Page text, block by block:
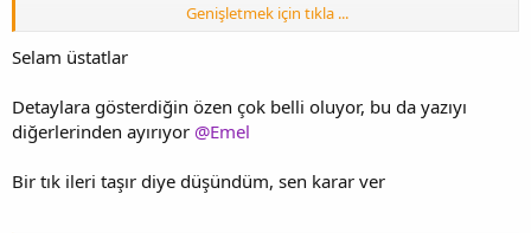
Genişletmek için tıkla ...
Selam üstatlar
Detaylara gösterdiğin özen çok belli oluyor, bu da yazıyı
diğerlerinden ayırıyor @Emel
Bir tık ileri taşır diye düşündüm, sen karar ver